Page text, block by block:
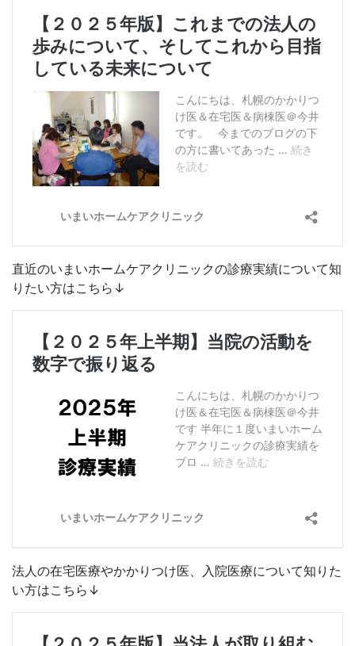
直近のいまいホームケアクリニックの診療実績について知
りたい方はこちら↓
法人の在宅医療やかかりつけ医、入院医療について知りた
い方はこちら↓